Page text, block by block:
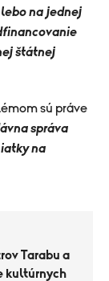
na jednej
štátnej
sú práve
správa
na
Tarabu a
kultúrnych